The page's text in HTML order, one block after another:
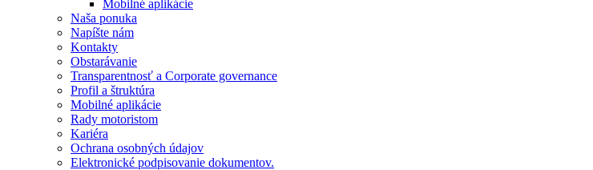
Mobilné aplikácie
Naša ponuka
Napíšte nám
Kontakty
Obstarávanie
Transparentnosť a Corporate governance
Profil a štruktúra
Mobilné aplikácie
Rady motoristom
Kariéra
Ochrana osobných údajov
Elektronické podpisovanie dokumentov.